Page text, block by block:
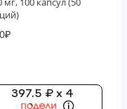
мг, 100 капсул (50
397.5 ₽ x 4